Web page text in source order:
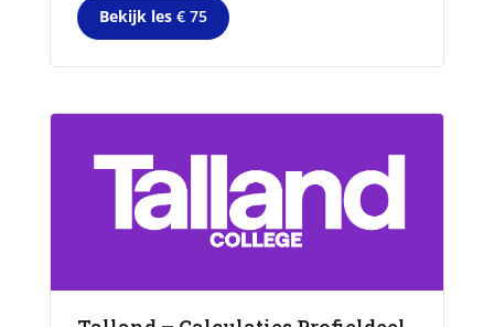
Bekijk les € 75